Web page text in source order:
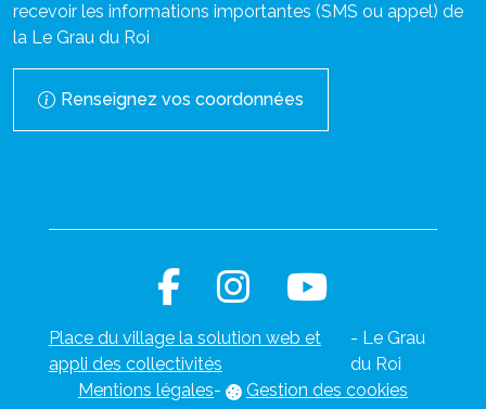
recevoir les informations importantes (SMS ou appel) de
la Le Grau du Roi
Renseignez vos coordonnées
Place du village la solution web et
appli des collectivités
- Le Grau
du Roi
Mentions légales- Gestion des cookies